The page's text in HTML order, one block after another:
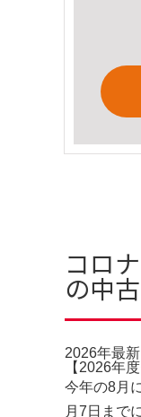
コロ
の中
2026年最
【2026年
今年の8月
月7日まで